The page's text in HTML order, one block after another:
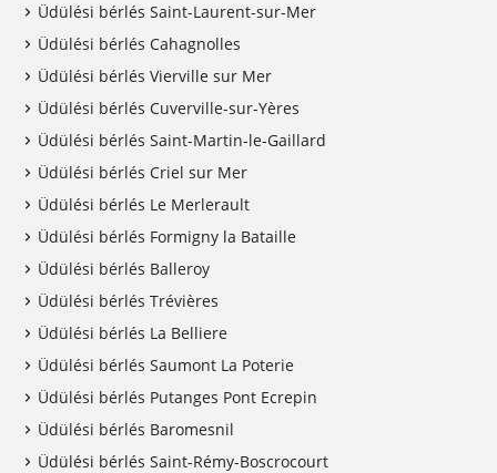
Üdülési bérlés Saint-Laurent-sur-Mer
Üdülési bérlés Cahagnolles
Üdülési bérlés Vierville sur Mer
Üdülési bérlés Cuverville-sur-Yères
Üdülési bérlés Saint-Martin-le-Gaillard
Üdülési bérlés Criel sur Mer
Üdülési bérlés Le Merlerault
Üdülési bérlés Formigny la Bataille
Üdülési bérlés Balleroy
Üdülési bérlés Trévières
Üdülési bérlés La Belliere
Üdülési bérlés Saumont La Poterie
Üdülési bérlés Putanges Pont Ecrepin
Üdülési bérlés Baromesnil
Üdülési bérlés Saint-Rémy-Boscrocourt